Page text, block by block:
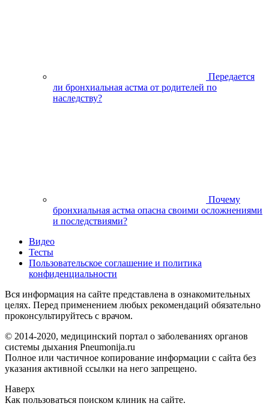
Передается
ли бронхиальная астма от родителей по
наследству?
Почему
бронхиальная астма опасна своими осложнениями
и последствиями?
Видео
Тесты
Пользовательское соглашение и политика
конфиденциальности
Вся информация на сайте представлена в ознакомительных
целях. Перед применением любых рекомендаций обязательно
проконсультируйтесь с врачом.
© 2014-2020, медицинский портал о заболеваниях органов
системы дыхания Pneumonija.ru
Полное или частичное копирование информации с сайта без
указания активной ссылки на него запрещено.
Наверх
Как пользоваться поиском клиник на сайте.